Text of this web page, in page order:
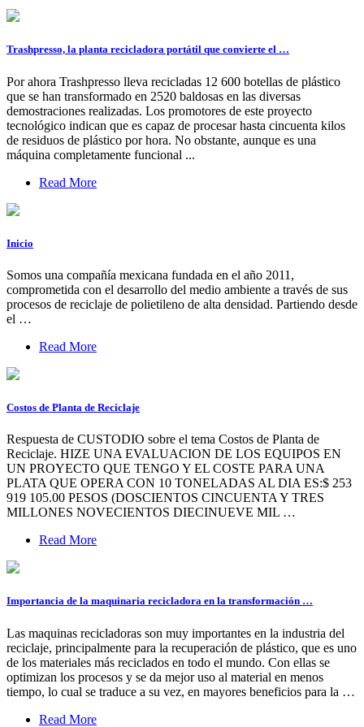
Trashpresso, la planta recicladora portátil que convierte el …
Por ahora Trashpresso lleva recicladas 12 600 botellas de plástico
que se han transformado en 2520 baldosas en las diversas
demostraciones realizadas. Los promotores de este proyecto
tecnológico indican que es capaz de procesar hasta cincuenta kilos
de residuos de plástico por hora. No obstante, aunque es una
máquina completamente funcional ...
Read More
Inicio
Somos una compañía mexicana fundada en el año 2011,
comprometida con el desarrollo del medio ambiente a través de sus
procesos de reciclaje de polietileno de alta densidad. Partiendo desde
el …
Read More
Costos de Planta de Reciclaje
Respuesta de CUSTODIO sobre el tema Costos de Planta de
Reciclaje. HIZE UNA EVALUACION DE LOS EQUIPOS EN
UN PROYECTO QUE TENGO Y EL COSTE PARA UNA
PLATA QUE OPERA CON 10 TONELADAS AL DIA ES:$ 253
919 105.00 PESOS (DOSCIENTOS CINCUENTA Y TRES
MILLONES NOVECIENTOS DIECINUEVE MIL …
Read More
Importancia de la maquinaria recicladora en la transformación …
Las maquinas recicladoras son muy importantes en la industria del
reciclaje, principalmente para la recuperación de plástico, que es uno
de los materiales más reciclados en todo el mundo. Con ellas se
optimizan los procesos y se da mejor uso al material en menos
tiempo, lo cual se traduce a su vez, en mayores beneficios para la …
Read More